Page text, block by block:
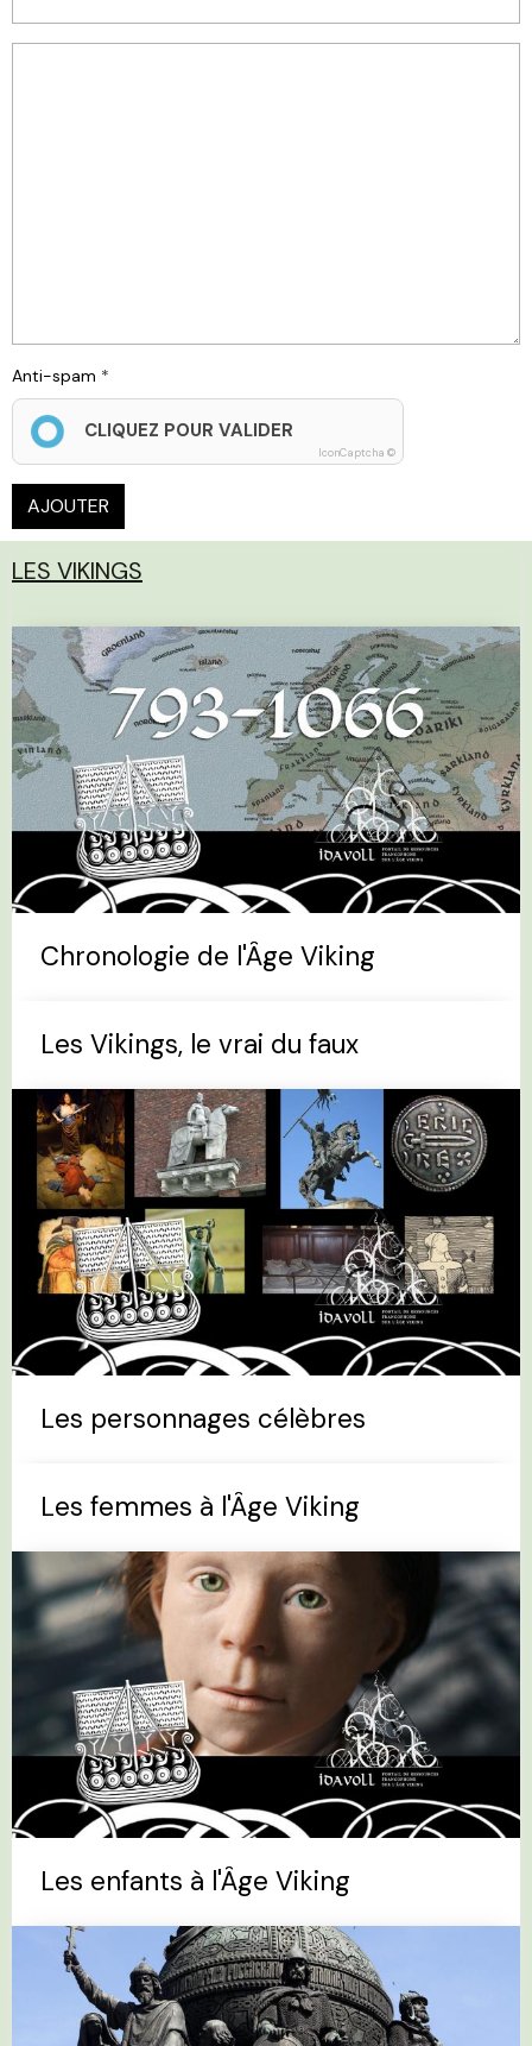
Anti-spam
CLIQUEZ POUR VALIDER
IconCaptcha ©
AJOUTER
LES VIKINGS
Chronologie de l'Âge Viking
Les Vikings, le vrai du faux
Les personnages célèbres
Les femmes à l'Âge Viking
Les enfants à l'Âge Viking